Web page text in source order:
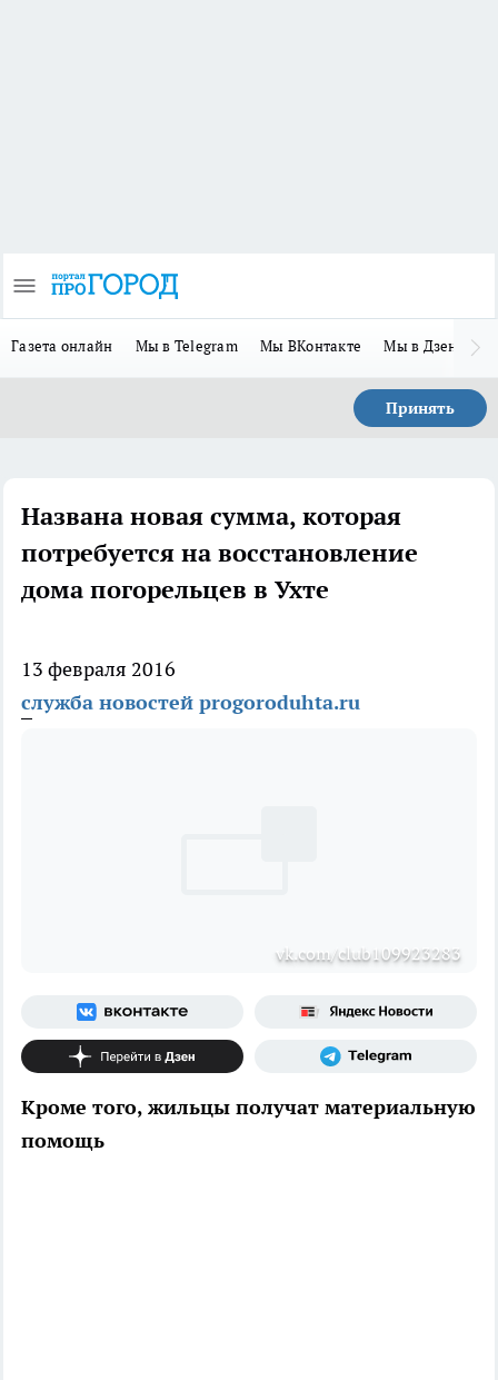
Газета онлайн Мы в Telegram Мы ВКонтакте Мы в Дзене
Принять
Названа новая сумма, которая
потребуется на восстановление
дома погорельцев в Ухте
13 февраля 2016
служба новостей progoroduhta.ru
vk.com/club109923283
Кроме того, жильцы получат материальную
помощь